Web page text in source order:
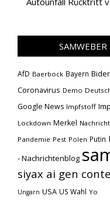
AfD Baerbock Bayern
Coronavirus Demo
Google News Impfstoff
Lockdown Merkel
Pandemie Pest Polen Putin
- Nachrichtenblog
siyax ai gen
Ungarn USA US Wahl Yo